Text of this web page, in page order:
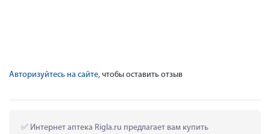
Авторизуйтесь на сайте, чтобы оставить отзыв
Интернет аптека Rigla.ru предлагает вам купить